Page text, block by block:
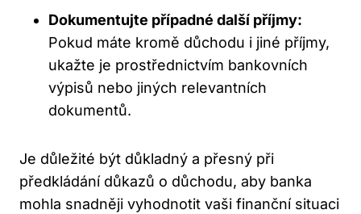
Dokumentujte případné další příjmy:
Pokud máte kromě důchodu i jiné příjmy,
ukažte je prostřednictvím bankovních
výpisů nebo jiných relevantních
dokumentů.
Je důležité být důkladný a přesný při
předkládání důkazů o důchodu, aby banka
mohla snadněji vyhodnotit vaši finanční situaci